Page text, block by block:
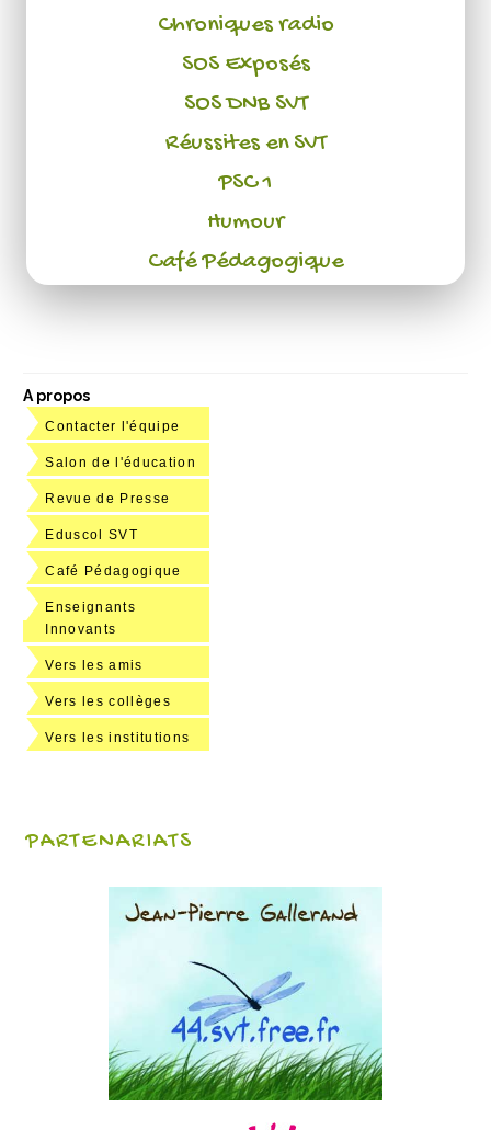
Chroniques radio
SOS Exposés
SOS DNB SVT
Réussites en SVT
PSC 1
Humour
Café Pédagogique
A propos
Contacter l'équipe
Salon de l'éducation
Revue de Presse
Eduscol SVT
Café Pédagogique
Enseignants
Innovants
Vers les amis
Vers les collèges
Vers les institutions
PARTENARIATS